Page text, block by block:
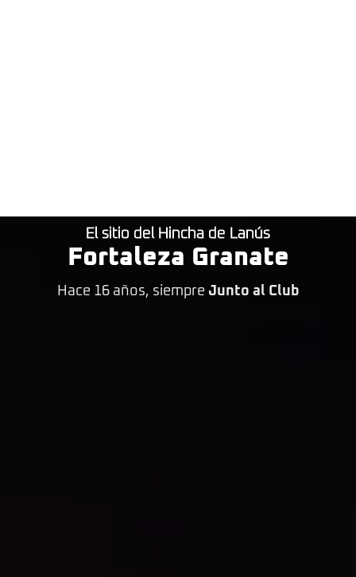
El sitio del Hincha de Lanús
Fortaleza Granate
Hace 16 años, siempre Junto al Club